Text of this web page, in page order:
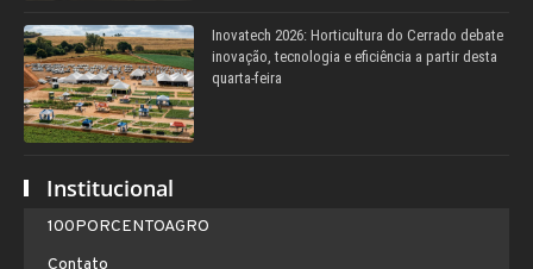
Inovatech 2026: Horticultura do Cerrado debate
inovação, tecnologia e eficiência a partir desta
quarta-feira
Institucional
100PORCENTOAGRO